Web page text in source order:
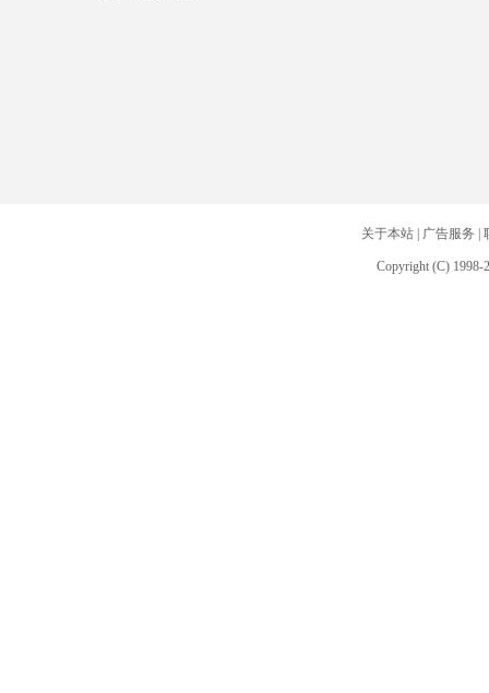
关于本站| 广告服务
Copyright (C) 1998-